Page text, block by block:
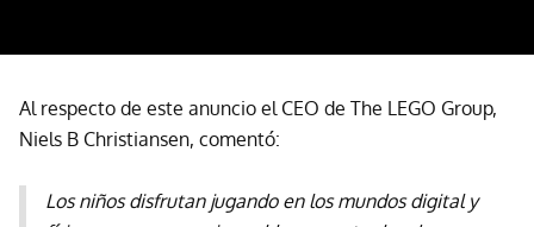
Al respecto de este anuncio el CEO de The LEGO Group,
Niels B Christiansen, comentó:
Los niños disfrutan jugando en los mundos digital y